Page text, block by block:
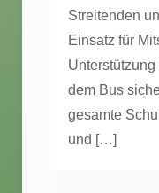
Streitenden
Einsatz für
dem Bus
gesamte
und […]